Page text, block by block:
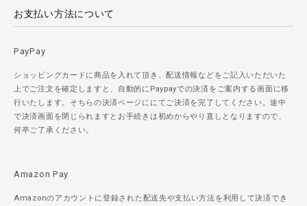
お支払い方法について
PayPay
ショッピングカードに商品を入れて頂き、配送情報などをご記入いただいた
上でご注文を確定しますと、自動的にPaypayでの決済をご案内する画面に移
行いたします。そちらの決済ページににてご決済を完了してください。途中
で決済画面を閉じられますとお手続きは初めからやり直しとなりますので、
何卒ご了承ください。
Amazon Pay
Amazonのアカウントに登録された配送先や支払い方法を利用して決済でき